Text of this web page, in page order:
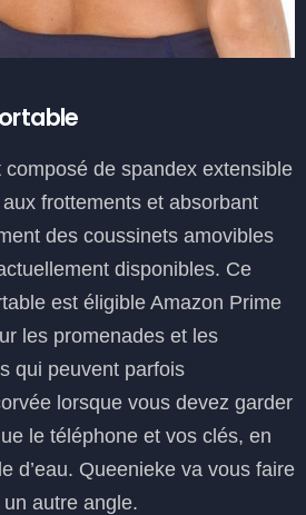
de spandex extensible
frottements et absorbant
des coussinets amovibles
disponibles. Ce
est éligible Amazon Prime
les promenades et les
qui peuvent parfois
lorsque vous devez garder
le téléphone et vos clés, en
d’eau. Queenieke va vous faire
autre angle.